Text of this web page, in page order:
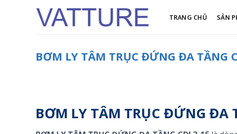
TRANG CHỦ SẢN
BƠM LY TÂM TRỤC ĐỨNG ĐA TẦNG
BƠM LY TÂM TRỤC ĐỨNG ĐA